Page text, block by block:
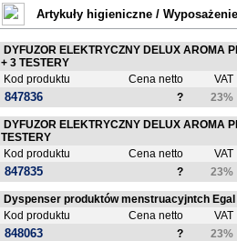
Artykuły higieniczne /
DYFUZOR ELEKTRYCZNY DELUX AROMA
+ 3 TESTERY
Kod produktu
Cena netto VAT
847836 ? 23%
DYFUZOR ELEKTRYCZNY DELUX AROMA
TESTERY
Kod produktu
Cena netto VAT
847835 ? 23%
Dyspenser produktów menstruacyjntch Egal
Kod produktu
Cena netto VAT
848063 ? 23%